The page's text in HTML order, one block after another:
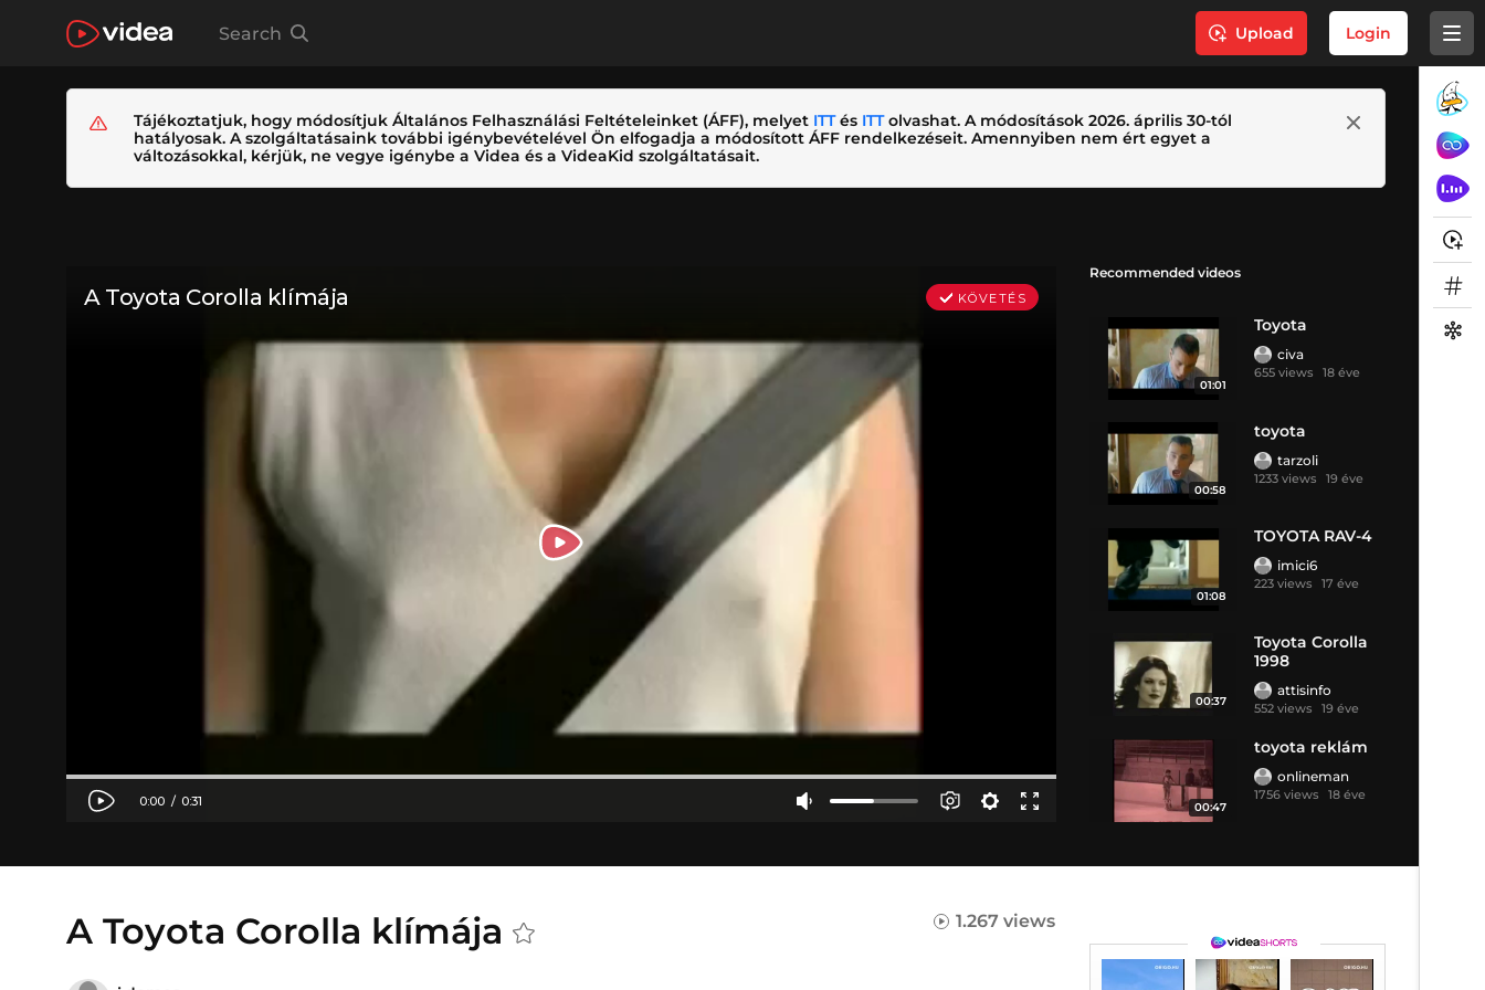
Search Upload Login
Tájékoztatjuk, hogy módosítjuk Általános Felhasználási Feltételeinket (ÁFF), melyet ITTés ITTolvashat. A módosítások 2026. április 30-tól
hatályosak. A szolgáltatásaink további igénybevételével Ön elfogadja a módosított ÁFF rendelkezéseit. Amennyiben nem ért egyet a
változásokkal, kérjük, ne vegye igénybe a Videa és a VideaKid szolgáltatásait.
Recommended videos
01:01
Toyota
civa
655 views 18 éve
00:58
toyota
tarzoli
1233 views 19 éve
01:08
TOYOTA RAV-4
imici6
223 views 17 éve
00:37
Toyota Corolla
1998
attisinfo
552 views 19 éve
00:47
toyota reklám
onlineman
1756 views 18 éve
A Toyota Corolla klímája 1.267 views